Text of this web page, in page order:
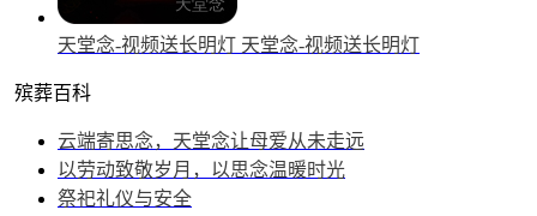
天堂念-视频送长明灯 天堂念-视频送长明灯
殡葬百科
云端寄思念，天堂念让母爱从未走远
以劳动致敬岁月，以思念温暖时光
祭祀礼仪与安全